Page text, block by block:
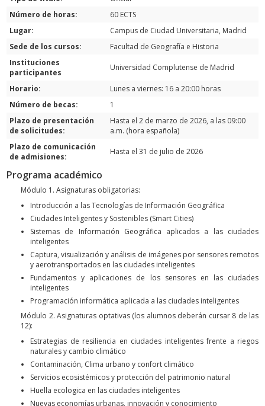
Número de horas:
60 ECTS
Lugar:
Campus de Ciudad Universitaria, Madrid
Sede de los cursos:
Facultad de Geografía e Historia
Instituciones
participantes
Universidad Complutense de Madrid
Horario:
Lunes a viernes: 16 a 20:00 horas
Número de becas:
1
Plazo de presentación
de solicitudes:
Hasta el 2 de marzo de 2026, a las 09:00
a.m. (hora española)
Plazo de comunicación
de admisiones:
Hasta el 31 de julio de 2026
Programa académico
Módulo 1. Asignaturas obligatorias:
Introducción a las Tecnologías de Información Geográfica
Ciudades Inteligentes y Sostenibles (Smart Cities)
Sistemas de Información Geográfica aplicados a las ciudades
inteligentes
Captura, visualización y análisis de imágenes por sensores remotos
y aerotransportados en las ciudades inteligentes
Fundamentos y aplicaciones de los sensores en las ciudades
inteligentes
Programación informática aplicada a las ciudades inteligentes
Módulo 2. Asignaturas optativas (los alumnos deberán cursar 8 de las
12):
Estrategias de resiliencia en ciudades inteligentes frente a riegos
naturales y cambio climático
Contaminación, Clima urbano y confort climático
Servicios ecosistémicos y protección del patrimonio natural
Huella ecologica en las ciudades inteligentes
Nuevas economías urbanas, innovación y conocimiento